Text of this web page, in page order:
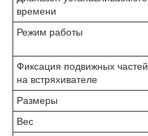
времени
Режим работы
Фиксация подвижных частей
на встряхивателе
Размеры
Вес